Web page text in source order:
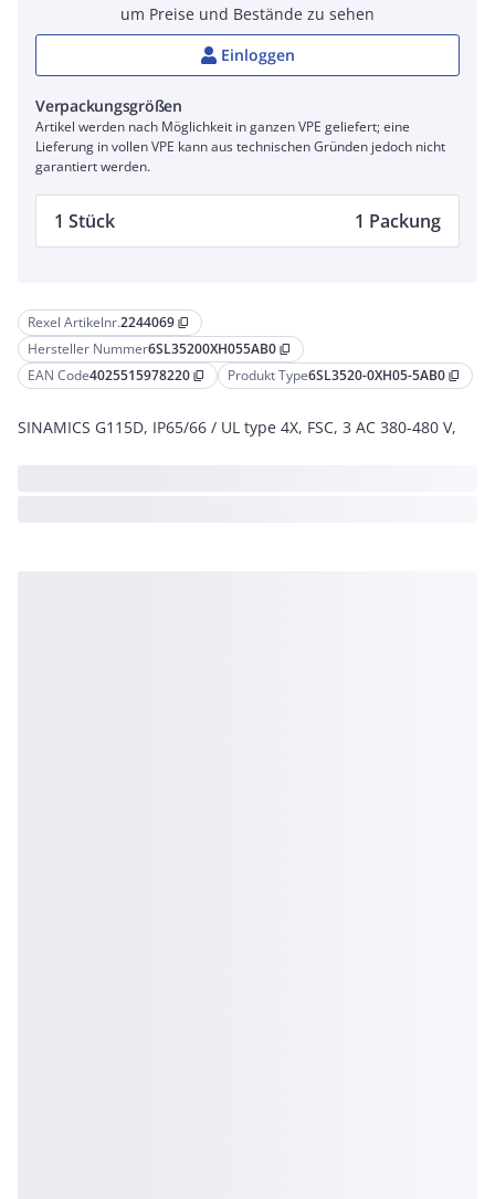
Rexel Artikelnr.2244069 content_copy
Hersteller Nummer6SL35200XH055AB0 content_copy
EAN Code4025515978220 content_copy Produkt Type6SL3520-0XH05-5AB0 content_copy
SINAMICS G115D, IP65/66 / UL type 4X, FSC, 3 AC 380-480 V,
um Preise und Bestände zu sehen
Einloggen
Verpackungsgrößen
Artikel werden nach Möglichkeit in ganzen VPE geliefert; eine
Lieferung in vollen VPE kann aus technischen Gründen jedoch nicht
garantiert werden.
1 Stück 1 Packung